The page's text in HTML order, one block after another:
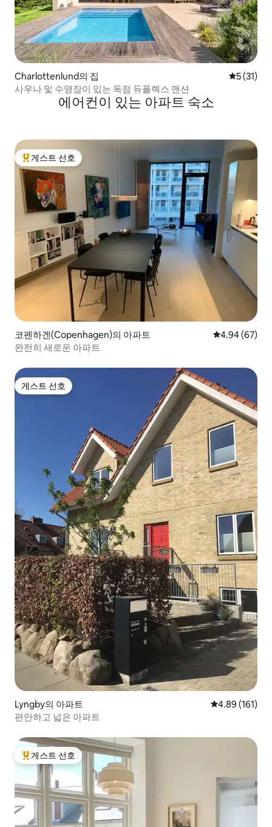
Charlottenlund의 집 평점 5점
5 (31)
사우나 및 수영장이 있는 독점 듀플렉스 맨션
에어컨이 있는 아파트 숙소
상위 게스트 선호
게스트 선호
코펜하겐(Copenhagen)의 아파트 평점 4.94점(5
4.94 (67)
완전히 새로운 아파트
게스트 선호
게스트 선호
Lyngby의 아파트 평점 4.89점(5
4.89 (161)
편안하고 넓은 아파트
상위 게스트 선호
게스트 선호